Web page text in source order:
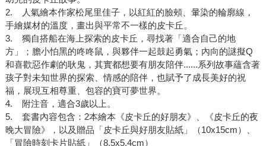
2. 人氣繪本作家松尾里佳子，以紅紅的臉頰、暈染的輪廓線，
手繪媒材的溫度，畫出與平常不一樣的皮卡丘。
3. 獨自搭船在海上探索的皮卡丘，尋找著「適合自己的地
方」；膽小怕黑的咚咚鼠，與夥伴一起鼓起勇氣；內向的謎擬Q
和喜歡惡作劇的耿鬼，其實都想要有朋友陪伴......系列故事蘊含著
孩子對未知世界的探索、情感的陪伴，也賦予了成長美好的祝
福，展現互相尊重、包容的寶可夢世界。
4. 附注音，適合3歲以上。
5. 套書內容包含：2本繪本《皮卡丘的好朋友》、《皮卡丘的夜
晚大冒險》，以及贈品「皮卡丘與好朋友貼紙」（10x15cm）、
「冒險時刻卡片貼紙」（8.5x5.4cm）